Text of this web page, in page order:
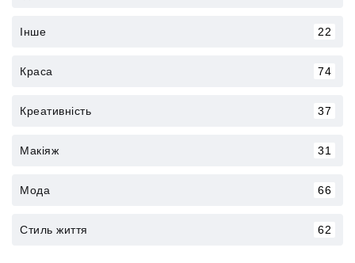
Інше 22
Краса 74
Креативність 37
Макіяж 31
Мода 66
Стиль життя 62